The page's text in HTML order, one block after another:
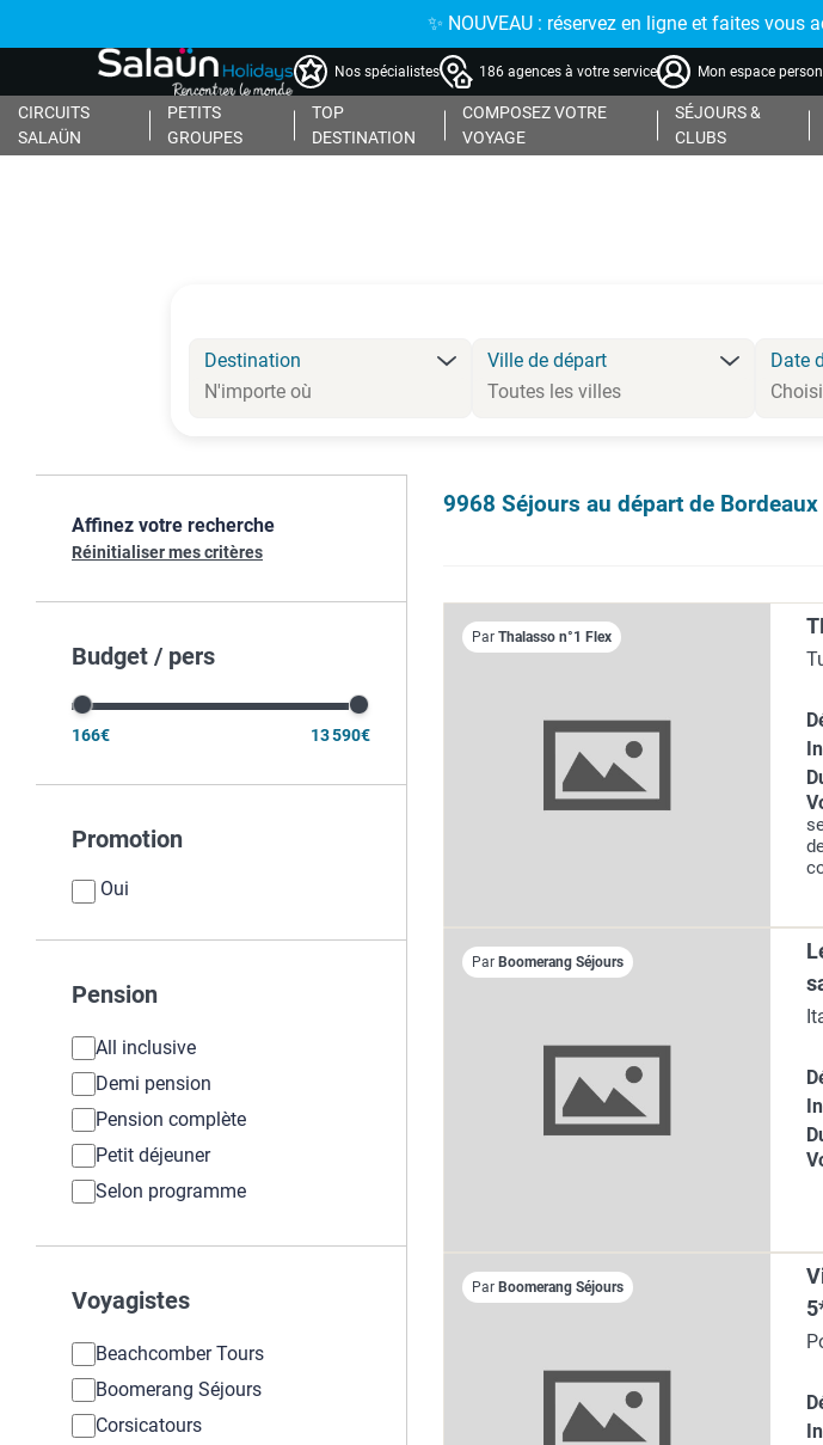
✨ NOUVEAU : réservez en ligne et faites
Nos spécialistes 186 agences à votre service Mon espace
CIRCUITS
SALAÜN
PETITS
GROUPES
TOP
DESTINATION
COMPOSEZ VOTRE
VOYAGE
SÉJOURS &
CLUBS
Destination Ville de départ Date
Affinez votre recherche
Réinitialiser mes critères
Budget / pers
166€ 13 590€
Promotion
Oui
Pension
All inclusive
Demi pension
Pension complète
Petit déjeuner
Selon programme
Voyagistes
Beachcomber Tours
Boomerang Séjours
Corsicatours
9968 Séjours au départ de Bordeaux
Par Thalasso n°1 Flex
Par Boomerang Séjours
Par Boomerang Séjours